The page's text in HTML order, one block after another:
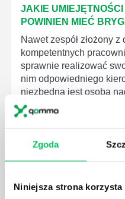
Zgoda
Niniejsza strona
JAKIE
POWINIEN MIEĆ
Nawet zespół złożony
kompetentnych
sprawnie realizować
nim odpowiedniego
niezbędna jest osoba
czynności wykonywane
JAK BRYGADZISTA